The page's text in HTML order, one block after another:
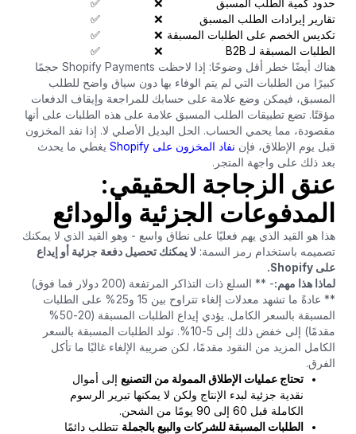
حدود كمية الطلب المسبق ❌
✅
تقارير إيرادات الطلب المسبق
❌
✅
تكديس الخصم على الطلبات المسبقة ❌
✅
الطلبات المسبقة لـ B2B
❌
✅
هناك أيضًا خطر أقل وضوحًا: إذا لاحظت Shopify Payments حجمًا
كبيرًا من الطلبات التي لم يتم الوفاء بها دون سياق واضح للطلب
المسبق، فيمكن وضع علامة على حسابك للمراجعة وإيقاف الدفعات
مؤقتًا. تضع تطبيقات الطلب المسبق علامة على هذه الطلبات على أنها
مقصودة، مما يحمي الحساب. الحل البديل الأصلي لا. إذا نفد المخزون
قبل يوم الإطلاق، فإن نفاد المخزون على Shopify
يغطي ما يحدث
بعد ذلك على واجهة المتجر.
عنق الزجاجة الحقيقي:
المدفوعات الجزئية والودائع
هذا هو القيد الذي يهم فعليًا على نطاق واسع - وهو القيد الذي لا يمكنك
تصميمه باستخدام رمز السمة: لا يمكنك تحصيل دفعة جزئية أو إيداع
على Shopify.
لماذا هذا مهم:
- ** السلع ذات التذاكر المرتفعة (200 دولار فما فوق)
** عادةً ما تشهد معدلات إلغاء تتراوح بين 15 و25% على الطلبات
المسبقة بالسعر الكامل. يؤدي إيداع الطلبات المسبقة (20-50%
مقدمًا) إلى خفض ذلك إلى 5-10%. تولد الطلبات المسبقة بالسعر
الكامل المزيد من النقود مقدمًا، لكن ضريبة الإلغاء غالبًا ما تأكل
الفرق.
تحتاج عمليات الإطلاق الممولة من التصنيع إلى أموال
نقدية جزئية لبدء الإنتاج ولكن لا يمكنها تبرير الرسوم
الكاملة قبل 60 إلى 90 يومًا من الشحن.
الطلبات المسبقة للشركات والبيع بالجملة تتطلب دائمًا